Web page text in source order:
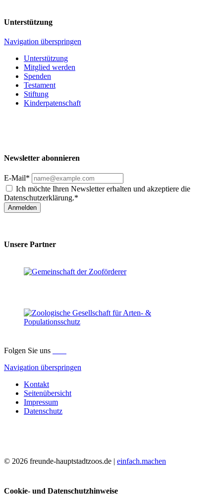
Unterstützung
Navigation überspringen
Unterstützung
Mitglied werden
Spenden
Testament
Stiftung
Kinderpatenschaft
Newsletter abonnieren
E-Mail*
Ich möchte Ihren Newsletter erhalten und akzeptiere die
Datenschutzerklärung.*
Anmelden
Unsere Partner
Folgen Sie uns
Navigation überspringen
Kontakt
Seitenübersicht
Impressum
Datenschutz
© 2026 freunde-hauptstadtzoos.de | einfach.machen
Cookie- und Datenschutzhinweise